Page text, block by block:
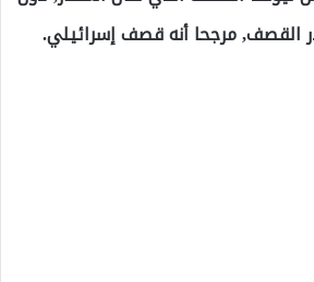
مرجحا أنه قصف إسرائيلي.